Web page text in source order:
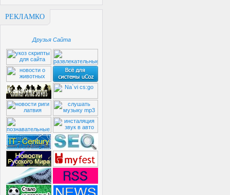
РЕКЛАМКО
Друзья Сайта